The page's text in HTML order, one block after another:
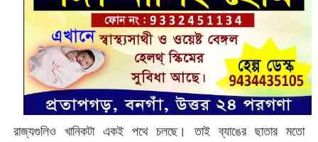
রাজ্যগুলিও খানিকটা একই পথে চলছে। তাই ব্যাঙের ছাতার মতো